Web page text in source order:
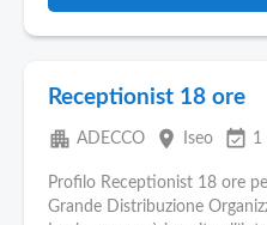
Receptionist 18 ore
apartment ADECCO place Iseo event_available 1
Profilo Receptionist 18 ore
Grande Distribuzione